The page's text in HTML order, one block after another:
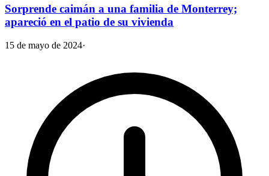
Sorprende caimán a una familia de Monterrey;
apareció en el patio de su vivienda
15 de mayo de 2024·